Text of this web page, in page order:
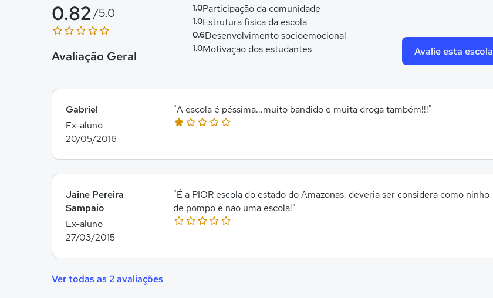
Avaliação Geral
0.82 /5.0 1.0Participação da comunidade
1.0Estrutura física da escola
0.6Desenvolvimento socioemocional
1.0Motivação dos estudantes Avalie esta escola
Gabriel
Ex-aluno
20/05/2016
"A escola é péssima...muito bandido e muita droga também!!!"
Jaine Pereira
Sampaio
Ex-aluno
27/03/2015
"É a PIOR escola do estado do Amazonas, deveria ser considera como ninho
de pompo e não uma escola!"
Ver todas as 2 avaliações